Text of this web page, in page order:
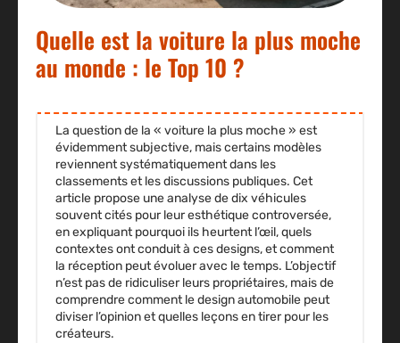
Quelle est la voiture la plus moche
au monde : le Top 10 ?
La question de la « voiture la plus moche » est
évidemment subjective, mais certains modèles
reviennent systématiquement dans les
classements et les discussions publiques. Cet
article propose une analyse de dix véhicules
souvent cités pour leur esthétique controversée,
en expliquant pourquoi ils heurtent l’œil, quels
contextes ont conduit à ces designs, et comment
la réception peut évoluer avec le temps. L’objectif
n’est pas de ridiculiser leurs propriétaires, mais de
comprendre comment le design automobile peut
diviser l’opinion et quelles leçons en tirer pour les
créateurs.